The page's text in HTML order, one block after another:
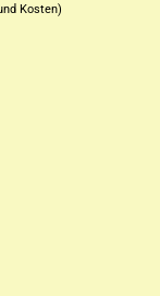
Kosten)